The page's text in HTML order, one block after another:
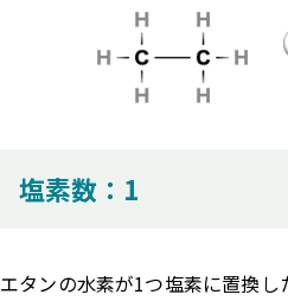
塩素数：1
エタンの水素が1つ塩素に置換し